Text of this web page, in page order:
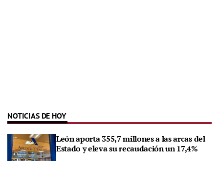
NOTICIAS DE HOY
León aporta 355,7 millones a las arcas del
Estado y eleva su recaudación un 17,4%